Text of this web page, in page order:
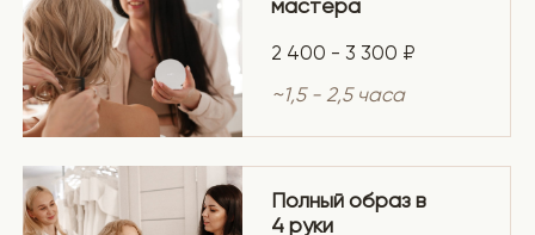
Полный образ в
4 руки
~
2 500 - 3 500 ₽
+500 рубза ранний выход до 8:30
(за каждого мастера)